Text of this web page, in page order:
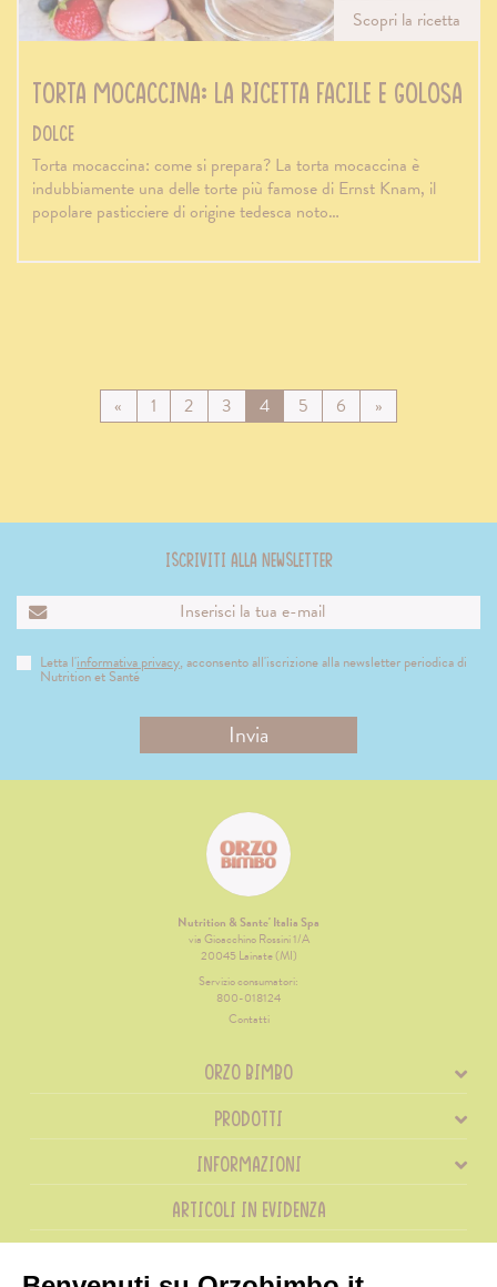
Scopri la ricetta
Torta mocaccina: la ricetta facile e golosa
Dolce
Torta mocaccina: come si prepara? La torta mocaccina è
indubbiamente una delle torte più famose di Ernst Knam, il
popolare pasticciere di origine tedesca noto…
Vai
alla
«
Vai
alla
1
Vai
alla
2
Vai
alla
3
Vai
alla
4
Vai
alla
5
Vai
alla
6
Vai
alla
»
Iscriviti alla newsletter
Letta l'informativa privacy, acconsento all'iscrizione alla newsletter periodica di
Nutrition et Santé
Nutrition & Sante' Italia Spa
via Gioacchino Rossini 1/A
20045 Lainate (MI)
Servizio consumatori:
800-018124
Contatti
ORZO BIMBO
PRODOTTI
INFORMAZIONI
ARTICOLI IN EVIDENZA